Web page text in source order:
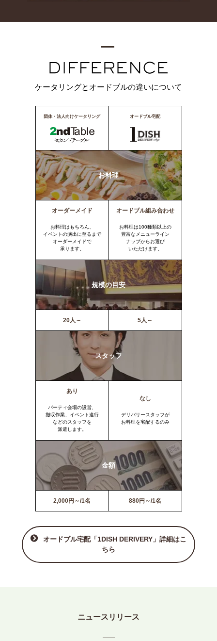
ケータリングとオードブルの違いについて
団体・法人向けケータリング オードブル宅配
お料理
オーダーメイド
お料理はもちろん、
イベントの演出に至るまで
オーダーメイドで
承ります。
オードブル組み合わせ
お料理は100種類以上の
豊富なメニューライン
ナップからお選び
いただけます。
規模の目安
20人～ 5人～
スタッフ
あり
パーティ会場の設営、
撤収作業、イベント進行
などのスタッフを
派遣します。
なし
デリバリースタッフが
お料理を宅配するのみ
金額
2,000円～/1名 880円～/1名
オードブル宅配「1DISH DERIVERY」詳細はこ
ちら
ニュースリリース